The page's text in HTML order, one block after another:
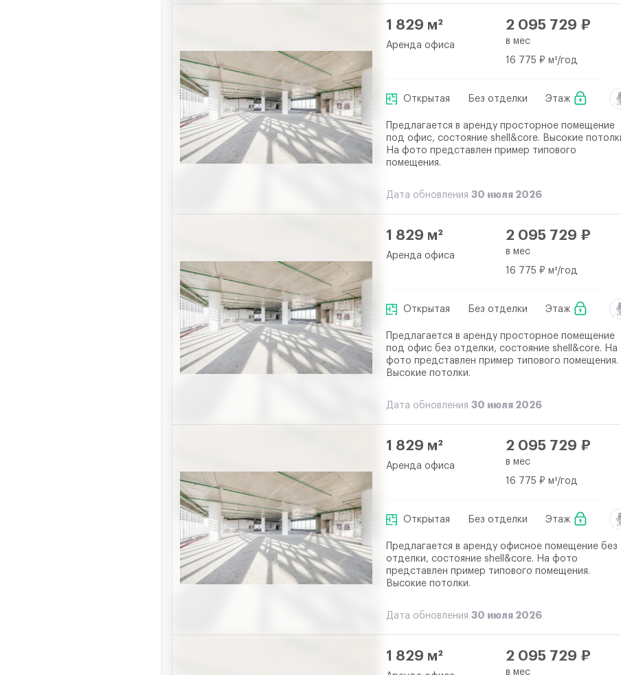
1 829 м²
Аренда офиса
2 095 729 ₽
в мес
16 775 ₽ м²/год
Открытая Без отделки Этаж
Предлагается в аренду просторное помещение
под офис, состояние shell&core. Высокие
На фото представлен пример типового
помещения.
Дата обновления 30 июля 2026
1 829 м²
Аренда офиса
2 095 729 ₽
в мес
16 775 ₽ м²/год
Открытая Без отделки Этаж
Предлагается в аренду просторное помещение
под офис без отделки, состояние shell&core. На
фото представлен пример типового помещения.
Высокие потолки.
Дата обновления 30 июля 2026
1 829 м²
Аренда офиса
2 095 729 ₽
в мес
16 775 ₽ м²/год
Открытая Без отделки Этаж
Предлагается в аренду офисное помещение без
отделки, состояние shell&core. На фото
представлен пример типового помещения.
Высокие потолки.
Дата обновления 30 июля 2026
1 829 м² 2 095 729 ₽
в мес